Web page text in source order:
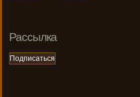
Рассылка